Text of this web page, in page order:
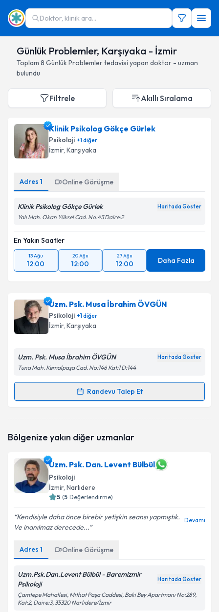
Doktor, klinik ara...
Günlük Problemler, Karşıyaka - İzmir
Toplam 8 Günlük Problemlertedavisi yapan doktor - uzman
bulundu
Filtrele Akıllı Sıralama
Klinik Psikolog Gökçe Gürlek
Psikoloji +1diğer
İzmir, Karşıyaka
Adres 1 Online Görüşme
Klinik Psikolog Gökçe Gürlek Haritada Göster
Yalı Mah. Okan Yüksel Cad. No:43 Daire:2
En Yakın Saatler
13 Ağu
12:00
20 Ağu
12:00
27 Ağu
12:00 Daha Fazla
Uzm. Psk. Musa İbrahim ÖVGÜN
Psikoloji +1diğer
İzmir, Karşıyaka
Uzm. Psk. Musa İbrahim ÖVGÜN Haritada Göster
Tuna Mah. Kemalpaşa Cad. No:146 Kat:1 D:144
Randevu Talep Et
Randevu Takvimi Talebi
takvimi talebi oluşturun. Size bu uzmandan randevu
bilgilendireceğiz.
E-posta Adresiniz
Kişisel verilerimin işlenmesine ilişkin
kapsamda işlenmesini kabul ediyorum.
Takvim Talebini Gönder
Bölgenize yakın diğer uzmanlar
Uzm. Psk. Dan. Levent Bülbül
Psikoloji
İzmir, Narlıdere
5 (5 Değerlendirme)
Kendisiyle daha önce birebir yetişkin seansı yapmıştık.
Ve inanılmaz derecede...
Devamı
Adres 1 Online Görüşme
Uzm.Psk.Dan.Levent Bülbül - Baremizmir
Psikoloji
Haritada Göster
Çamtepe Mahallesi, Mithat Paşa Caddesi, Baki Bey Apartmanı No:289,
Kat:2, Daire:3, 35320 Narlıdere/İzmir